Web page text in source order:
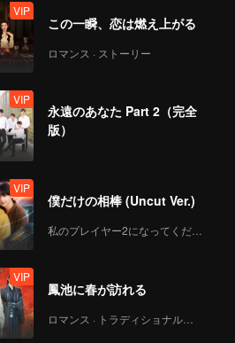
VIP
この一瞬、恋は燃え上がる
ロマンス · ストーリー
VIP
永遠のあなた Part 2（完全
版）
VIP
僕だけの相棒 (Uncut Ver.)
私のプレイヤー2になってください
VIP
鳳池に春が訪れる
ロマンス · トラディショナル・コスチューム